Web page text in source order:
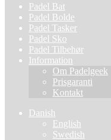
Padel Bat
Padel Bolde
Padel Tasker
Padel Sko
Padel Tilbehør
Information
Om Padelgeek
Prisgaranti
Kontakt
Danish
English
Swedish